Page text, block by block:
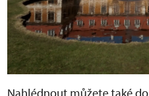
Nahlédnout můžete také do